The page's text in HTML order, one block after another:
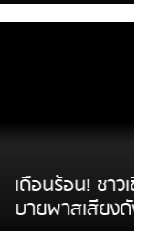
สีขาวซิ่ง
าญ